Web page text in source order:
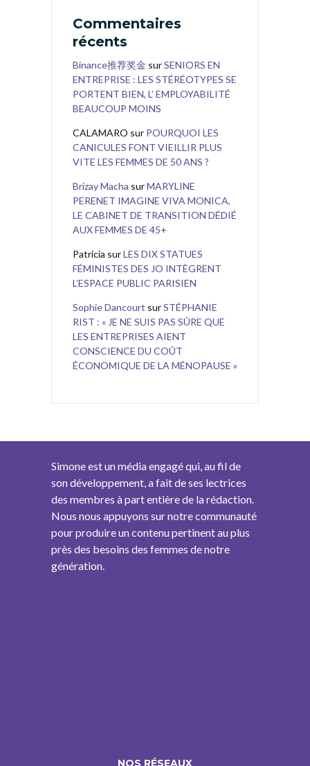
Commentaires
récents
Binance推荐奖金 surSENIORS EN
ENTREPRISE : LES STÉRÉOTYPES SE
PORTENT BIEN, L’ EMPLOYABILITÉ
BEAUCOUP MOINS
CALAMARO sur POURQUOI LES
CANICULES FONT VIEILLIR PLUS
VITE LES FEMMES DE 50 ANS ?
Brizay Macha surMARYLINE
PERENET IMAGINE VIVA MONICA,
LE CABINET DE TRANSITION DÉDIÉ
AUX FEMMES DE 45+
Patricia surLES DIX STATUES
FÉMINISTES DES JO INTÈGRENT
L’ESPACE PUBLIC PARISIEN
Sophie Dancourt surSTÉPHANIE
RIST : « JE NE SUIS PAS SÛRE QUE
LES ENTREPRISES AIENT
CONSCIENCE DU COÛT
ÉCONOMIQUE DE LA MÉNOPAUSE »
Simone est un média engagé qui, au fil de
son développement, a fait de ses lectrices
des membres à part entière de la rédaction.
Nous nous appuyons sur notre communauté
pour produire un contenu pertinent au plus
près des besoins des femmes de notre
génération.
NOS RÉSEAUX